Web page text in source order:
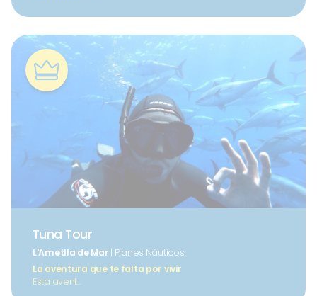
Tuna Tour
L'Ametlla de Mar | Planes Náuticos
La aventura que te falta por vivir
Esta avent...